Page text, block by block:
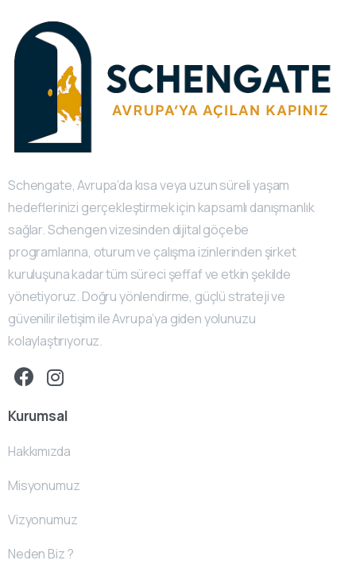
Schengate, Avrupa’da kısa veya uzun süreli yaşam
hedeflerinizi gerçekleştirmek için kapsamlı danışmanlık
sağlar. Schengen vizesinden dijital göçebe
programlarına, oturum ve çalışma izinlerinden şirket
kuruluşuna kadar tüm süreci şeffaf ve etkin şekilde
yönetiyoruz. Doğru yönlendirme, güçlü strateji ve
güvenilir iletişim ile Avrupa’ya giden yolunuzu
kolaylaştırıyoruz.
Kurumsal
Hakkımızda
Misyonumuz
Vizyonumuz
Neden Biz ?